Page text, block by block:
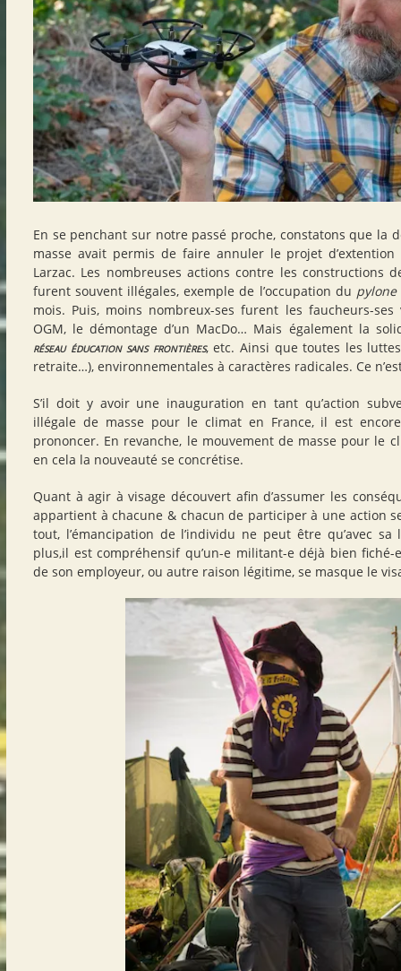
En se penchant sur notre passé proche, constatons que la
masse avait permis de faire annuler le projet
Larzac. Les nombreuses actions contre les constructions
furent souvent illégales, exemple de l’occupation du pylone
mois. Puis, moins nombreux-ses furent les faucheurs-
OGM, le démontage d’un MacDo… Mais également la
réseau éducation sans frontières, etc. Ainsi que toutes les luttes
retraite…), environnementales à caractères radicales. Ce
S’il doit y avoir une inauguration en tant qu’action
illégale de masse pour le climat en France, il est
prononcer. En revanche, le mouvement de masse pour le
en cela la nouveauté se concrétise.
Quant à agir à visage découvert afin d’assumer les
appartient à chacune & chacun de participer à une action
tout, l’émancipation de l’individu ne peut être qu’avec
plus,il est compréhensif qu’un-e militant-e déjà bien
de son employeur, ou autre raison légitime, se masque le